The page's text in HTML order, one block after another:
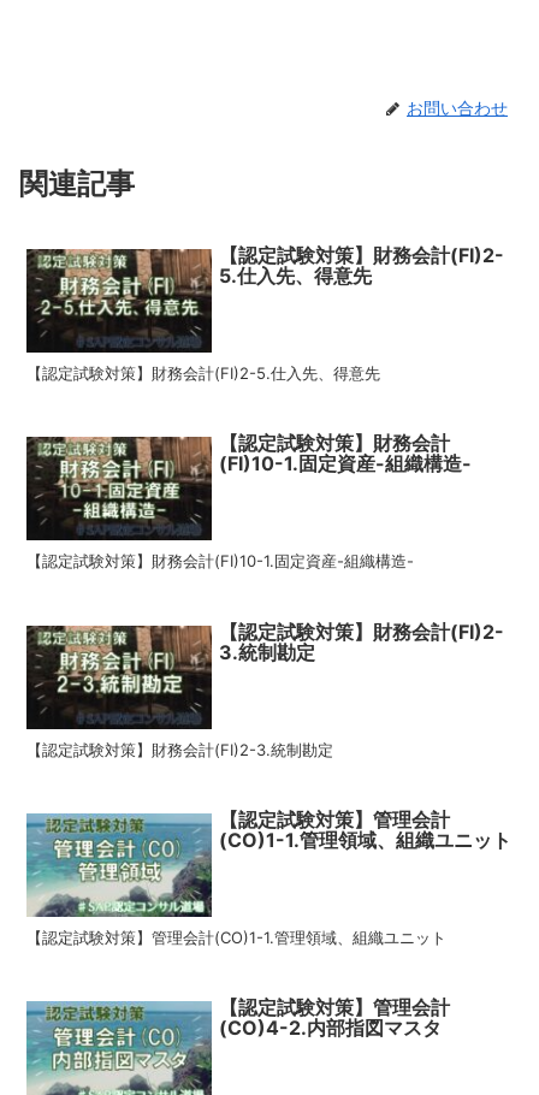
お問い合わせ
関連記事
【認定試験対策】財務会計(FI)2-
5.仕入先、得意先
【認定試験対策】財務会計(FI)2-5.仕入先、得意先
【認定試験対策】財務会計
(FI)10-1.固定資産-組織構造-
【認定試験対策】財務会計(FI)10-1.固定資産-組織構造-
【認定試験対策】財務会計(FI)2-
3.統制勘定
【認定試験対策】財務会計(FI)2-3.統制勘定
【認定試験対策】管理会計
(CO)1-1.管理領域、組織ユニット
【認定試験対策】管理会計(CO)1-1.管理領域、組織ユニット
【認定試験対策】管理会計
(CO)4-2.内部指図マスタ